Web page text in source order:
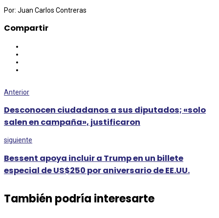
Por: Juan Carlos Contreras
Compartir
Anterior
Desconocen ciudadanos a sus diputados; «solo
salen en campaña», justificaron
siguiente
Bessent apoya incluir a Trump en un billete
especial de US$250 por aniversario de EE.UU.
También podría interesarte